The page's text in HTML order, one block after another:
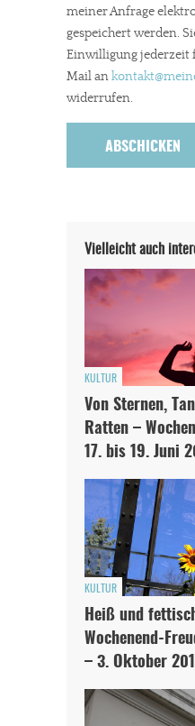
meiner Anfrage
gespeichert werden.
Einwilligung jederzeit
Mail ankontakt
widerrufen.
Vielleicht auch
KULTUR
Von Sternen,
Ratten –
17. bis 19. Juni
KULTUR
Heiß und
Wochenend-
– 3. Oktober